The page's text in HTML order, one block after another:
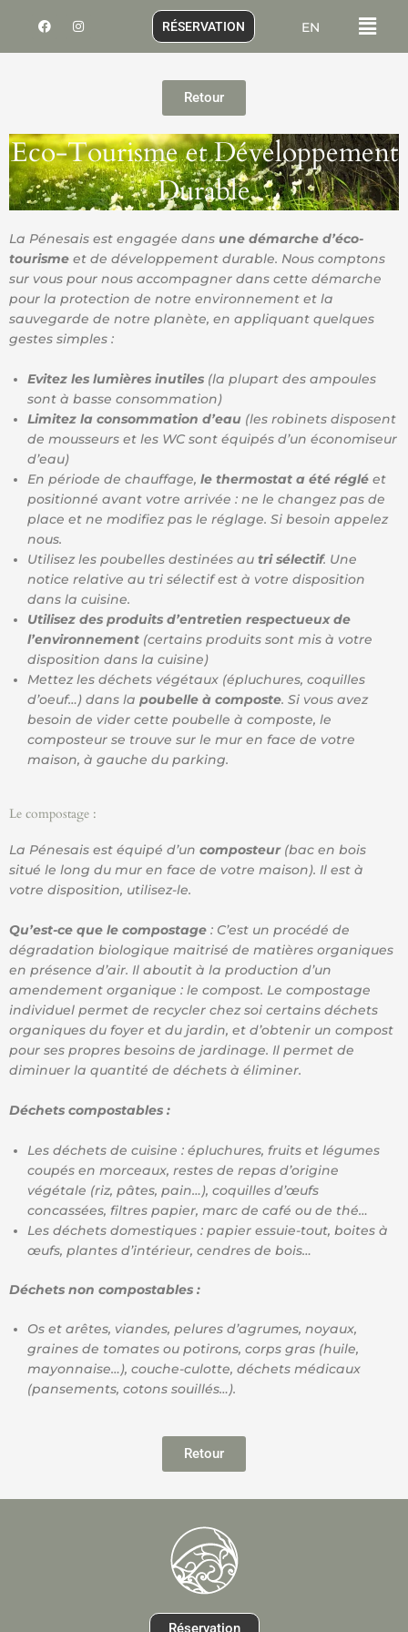
F
a
e
I
n
t
RÉSERVATION EN Menu
Retour
Eco-Tourisme et Développement
Durable
La Pénesais est engagée dans une démarche d’éco-
tourisme et de développement durable. Nous comptons
sur vous pour nous accompagner dans cette démarche
pour la protection de notre environnement et la
sauvegarde de notre planète, en appliquant quelques
gestes simples :
Evitez les lumières inutiles (la plupart des ampoules
sont à basse consommation)
Limitez la consommation d’eau (les robinets disposent
de mousseurs et les WC sont équipés d’un économiseur
d’eau)
En période de chauffage, le thermostat a été réglé et
positionné avant votre arrivée : ne le changez pas de
place et ne modifiez pas le réglage. Si besoin appelez
nous.
Utilisez les poubelles destinées au tri sélectif. Une
notice relative au tri sélectif est à votre disposition
dans la cuisine.
Utilisez des produits d’entretien respectueux de
l’environnement (certains produits sont mis à votre
disposition dans la cuisine)
Mettez les déchets végétaux (épluchures, coquilles
d’oeuf…) dans la poubelle à composte. Si vous avez
besoin de vider cette poubelle à composte, le
composteur se trouve sur le mur en face de votre
maison, à gauche du parking.
Le compostage :
La Pénesais est équipé d’un composteur(bac en bois
situé le long du mur en face de votre maison). Il est à
votre disposition, utilisez-le.
Qu’est-ce que le compostage : C’est un procédé de
dégradation biologique maitrisé de matières organiques
en présence d’air. Il aboutit à la production d’un
amendement organique : le compost. Le compostage
individuel permet de recycler chez soi certains déchets
organiques du foyer et du jardin, et d’obtenir un compost
pour ses propres besoins de jardinage. Il permet de
diminuer la quantité de déchets à éliminer.
Déchets compostables :
Les déchets de cuisine : épluchures, fruits et légumes
coupés en morceaux, restes de repas d’origine
végétale (riz, pâtes, pain…), coquilles d’œufs
concassées, filtres papier, marc de café ou de thé…
Les déchets domestiques : papier essuie-tout, boites à
œufs, plantes d’intérieur, cendres de bois…
Déchets non compostables :
Os et arêtes, viandes, pelures d’agrumes, noyaux,
graines de tomates ou potirons, corps gras (huile,
mayonnaise…), couche-culotte, déchets médicaux
(pansements, cotons souillés…).
Retour
Réservation